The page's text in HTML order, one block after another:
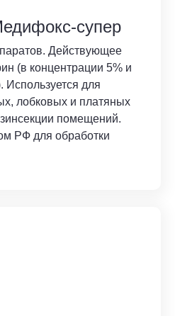
супер
Действующее
(в концентрации 5% и
Используется для
лобковых и платяных
помещений.
РФ для обработки